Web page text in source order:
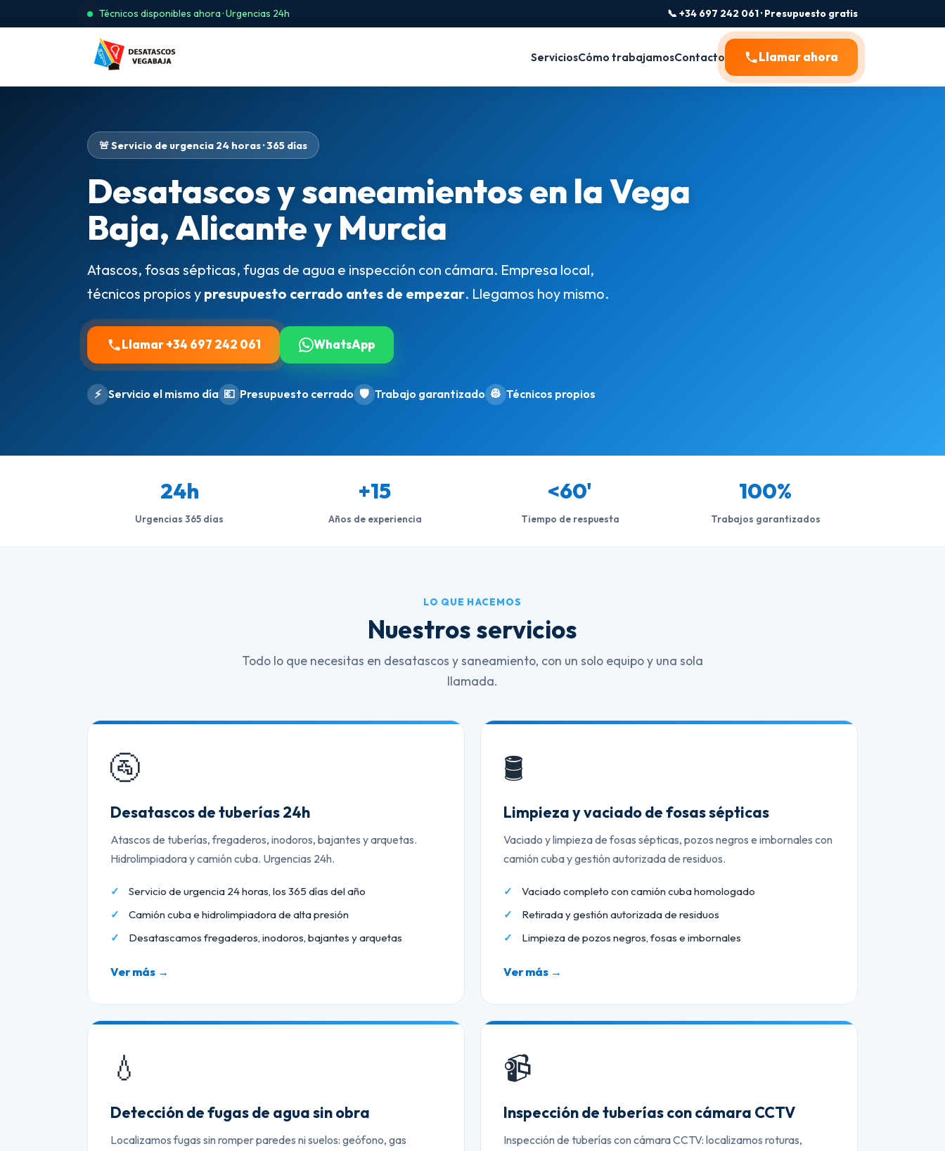
Técnicos disponibles ahora · Urgencias 24h 📞 +34 697 242 061 · Presupuesto gratis
ServiciosCómo trabajamosContacto Llamar ahora
🚨 Servicio de urgencia 24 horas · 365 días
Desatascos y saneamientos en la Vega
Baja, Alicante y Murcia
Atascos, fosas sépticas, fugas de agua e inspección con cámara. Empresa local,
técnicos propios y presupuesto cerrado antes de empezar. Llegamos hoy mismo.
Llamar +34 697 242 061 WhatsApp
⚡ Servicio el mismo día 💶 Presupuesto cerrado 🛡️ Trabajo garantizado 👷 Técnicos propios
24h
Urgencias 365 días
+15
Años de experiencia
<60'
Tiempo de respuesta
100%
Trabajos garantizados
LO QUE HACEMOS
Nuestros servicios
Todo lo que necesitas en desatascos y saneamiento, con un solo equipo y una sola
llamada.
🚰
Desatascos de tuberías 24h
Atascos de tuberías, fregaderos, inodoros, bajantes y arquetas.
Hidrolimpiadora y camión cuba. Urgencias 24h.
Servicio de urgencia 24 horas, los 365 días del año
Camión cuba e hidrolimpiadora de alta presión
Desatascamos fregaderos, inodoros, bajantes y arquetas
Ver más →
🛢️
Limpieza y vaciado de fosas sépticas
Vaciado y limpieza de fosas sépticas, pozos negros e imbornales con
camión cuba y gestión autorizada de residuos.
Vaciado completo con camión cuba homologado
Retirada y gestión autorizada de residuos
Limpieza de pozos negros, fosas e imbornales
Ver más →
💧
Detección de fugas de agua sin obra
Localizamos fugas sin romper paredes ni suelos: geófono, gas
📹
Inspección de tuberías con cámara CCTV
Inspección de tuberías con cámara CCTV: localizamos roturas,